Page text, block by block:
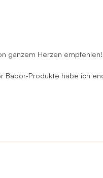
ganzem Herzen
Babor-Produkte habe ich